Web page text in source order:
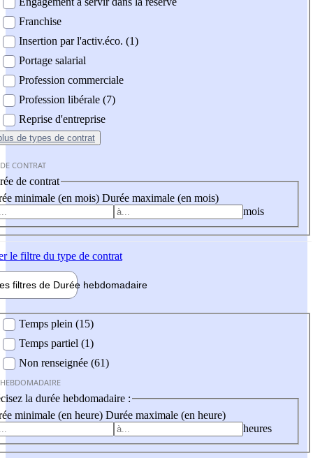
Franchise
Insertion par l'activ.éco. (1)
Portage salarial
Profession commerciale
Profession libérale (7)
Reprise d'entreprise
de types de contrat
CONTRAT
de contrat
minimale (en mois) Durée maximale (en mois)
mois
le filtre du type de contrat
filtres de Durée hebdomadaire
Temps plein (15)
Temps partiel (1)
Non renseignée (61)
la durée hebdomadaire :
minimale (en heure) Durée maximale (en heure)
heures